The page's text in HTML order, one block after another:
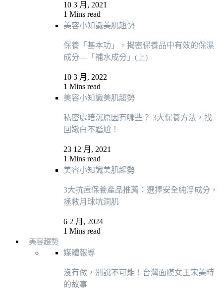
10 3 月, 2021
1 Mins read
美容小知識美肌趨勢
保養「基本功」，揭密保養品中有效的保濕
成分—「補水成分」(上)
10 3 月, 2022
1 Mins read
美容小知識美肌趨勢
私密處暗沉原因有哪些？ 3大保養方法，找
回嫩白不尷尬！
23 12 月, 2021
1 Mins read
美容小知識美肌趨勢
3大抗痘保養產品推薦：選擇安全純淨成分，
拯救月球坑洞肌
6 2 月, 2024
1 Mins read
美容趨勢
媒體報導
沒有做，別說不可能！台灣面膜女王宋美時
的故事